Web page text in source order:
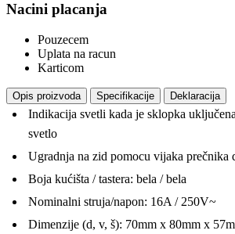
Nacini placanja
Pouzecem
Uplata na racun
Karticom
Opis proizvoda Specifikacije Deklaracija
Indikacija svetli kada je sklopka
svetlo
Ugradnja na zid pomocu vijaka prečnika
Boja kućišta / tastera: bela / bela
Nominalni struja/napon: 16A / 250V~
Dimenzije (d, v, š): 70mm x 80mm x